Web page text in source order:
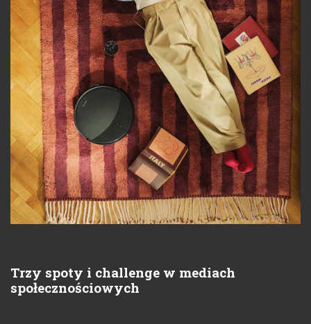
Trzy spoty i challenge w mediach
społecznościowych